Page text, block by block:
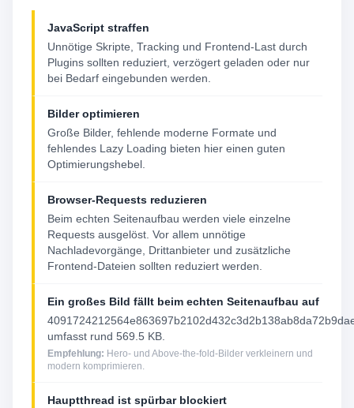
JavaScript straffen
Unnötige Skripte, Tracking und Frontend-Last durch
Plugins sollten reduziert, verzögert geladen oder nur
bei Bedarf eingebunden werden.
Bilder optimieren
Große Bilder, fehlende moderne Formate und
fehlendes Lazy Loading bieten hier einen guten
Optimierungshebel.
Browser-Requests reduzieren
Beim echten Seitenaufbau werden viele einzelne
Requests ausgelöst. Vor allem unnötige
Nachladevorgänge, Drittanbieter und zusätzliche
Frontend-Dateien sollten reduziert werden.
Ein großes Bild fällt beim echten Seitenaufbau auf
umfasst rund 569.5 KB.
Empfehlung: Hero- und Above-the-fold-Bilder verkleinern und
modern komprimieren.
Hauptthread ist spürbar blockiert